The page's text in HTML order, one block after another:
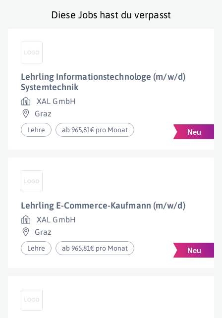
Diese Jobs hast du verpasst
Lehrling Informationstechnologe (m/w/d)
Systemtechnik
XAL GmbH
Graz
Lehre ab 965,81€ pro Monat
Lehrling E-Commerce-Kaufmann (m/w/d)
XAL GmbH
Graz
Lehre ab 965,81€ pro Monat